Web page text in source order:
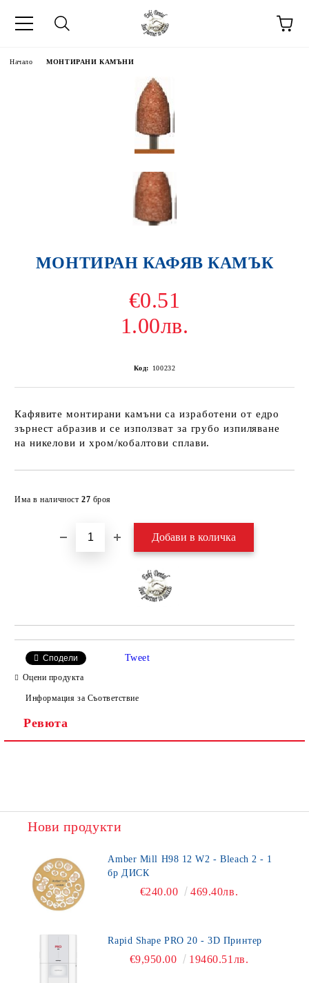
Начало МОНТИРАНИ КАМЪНИ
МОНТИРАН КАФЯВ КАМЪК
€0.51
1.00лв.
Код: 100232
Кафявите монтирани камъни са изработени от едро
зърнест абразив и се използват за грубо изпиляване
на никелови и хром/кобалтови сплави.
Има в наличност 27 броя
Сподели Tweet
Оцени продукта
Информация за Съответствие
Ревюта
Нови продукти
Amber Mill H98 12 W2 - Bleach 2 - 1
бр ДИСК
€240.00 469.40лв.
Rapid Shape PRO 20 - 3D Принтер
€9,950.00 19460.51лв.